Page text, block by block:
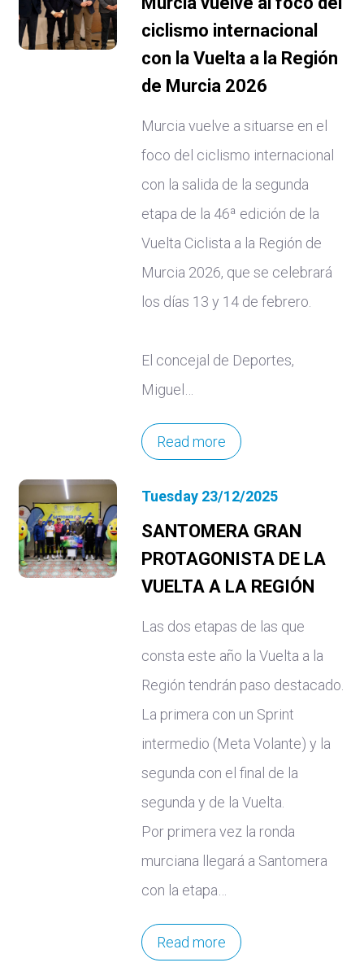
ciclismo internacional
con la Vuelta a la Región
de Murcia 2026
Murcia vuelve a situarse en el
foco del ciclismo internacional
con la salida de la segunda
etapa de la 46ª edición de la
Vuelta Ciclista a la Región de
Murcia 2026, que se celebrará
los días 13 y 14 de febrero.
El concejal de Deportes,
Miguel…
Read more
Tuesday 23/12/2025
SANTOMERA GRAN
PROTAGONISTA DE LA
VUELTA A LA REGIÓN
Las dos etapas de las que
consta este año la Vuelta a la
Región tendrán paso destacado.
La primera con un Sprint
intermedio (Meta Volante) y la
segunda con el final de la
segunda y de la Vuelta.
Por primera vez la ronda
murciana llegará a Santomera
con la etapa…
Read more